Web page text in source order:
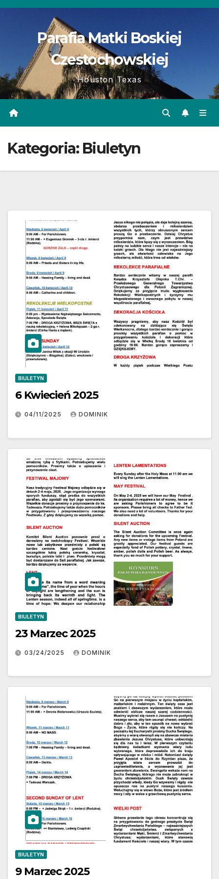
Skip
Parafia Matki Boskiej
Czestochowskiej
Houston Texas
Kategoria: Biuletyn
BIULETYN
6 Kwiecień 2025
04/11/2025 DOMINIK
BIULETYN
23 Marzec 2025
03/24/2025 DOMINIK
BIULETYN
9 Marzec 2025